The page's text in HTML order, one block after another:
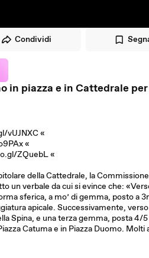
Condividi
in piazza e in Cattedrale
vUJNXC «
«
ZQuebL «
della Cattedrale, la
un verbale da cui si evince che:
sferica, a mo’ di gemma, posto a
apicale. Successivamente,
Spina, e una terza gemma, posta
Catuma e in Piazza Duomo.